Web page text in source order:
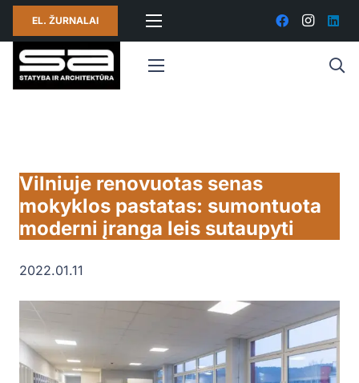
EL. ŽURNALAI
Vilniuje renovuotas senas
mokyklos pastatas: sumontuota
moderni įranga leis sutaupyti
2022.01.11